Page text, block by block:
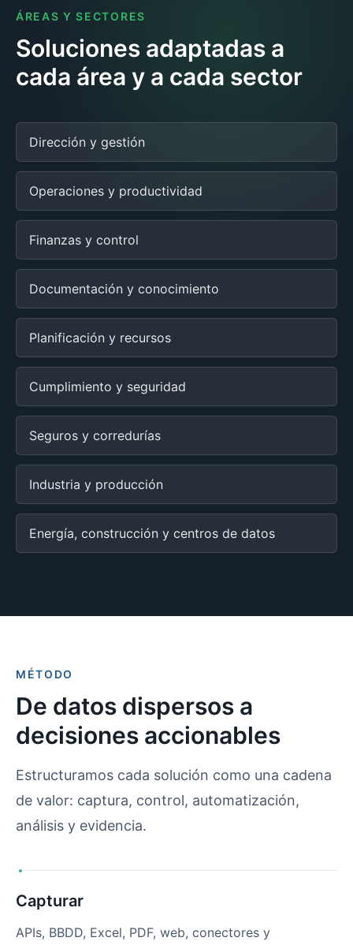
ÁREAS Y SECTORES
Soluciones adaptadas a
cada área y a cada sector
Dirección y gestión
Operaciones y productividad
Finanzas y control
Documentación y conocimiento
Planificación y recursos
Cumplimiento y seguridad
Seguros y corredurías
Industria y producción
Energía, construcción y centros de datos
MÉTODO
De datos dispersos a
decisiones accionables
Estructuramos cada solución como una cadena
de valor: captura, control, automatización,
análisis y evidencia.
Capturar
APIs, BBDD, Excel, PDF, web, conectores y